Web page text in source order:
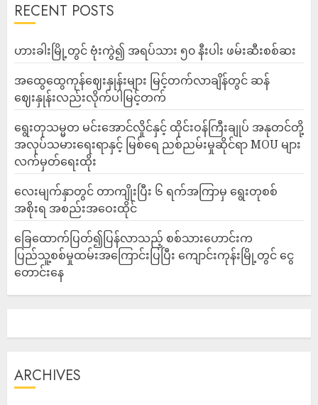
RECENT POSTS
ဟားခါးမြို့တွင် ဗုံးကွဲ၍ အရပ်သား ၅၀ နီးပါး ဖမ်းဆီးစစ်ဆး
အထွေထွေကုန်ဈေးနှုန်းများ မြင့်တက်လာချိန်တွင် ဆန်
ဈေးနှုန်းလည်းလိုက်ပါမြင့်တက်
ရွေးတုသမ္မတ မင်းအောင်လှိုင်နှင့် ထိုင်းဝန်ကြီးချုပ် အနုတင်တို့
အလုပ်သမားရေးရာနှင့် မြစ်ရေ ညစ်ညမ်းမှုဆိုင်ရာ MOU များ
လက်မှတ်ရေးထိုး
လေးမျက်နှာတွင် တာကျိုးပြီး ၆ ရက်အကြာမှ ရွေးတုစစ်
အစိုးရ အစည်းအဝေးထိုင်
ခြေထောက်ပြတ်၍ပြန်လာသည့် စစ်သားဟောင်းက
ပြည်သူ့စစ်မှုထမ်းအကြောင်းပြပြီး ကျောင်းကုန်းမြို့တွင် ငွေ
တောင်းနေ
ARCHIVES